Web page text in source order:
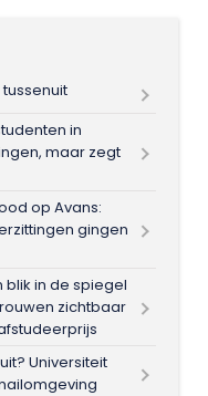
in
maar zegt
op Avans:
gingen
blik in de spiegel
zichtbaar
Universiteit